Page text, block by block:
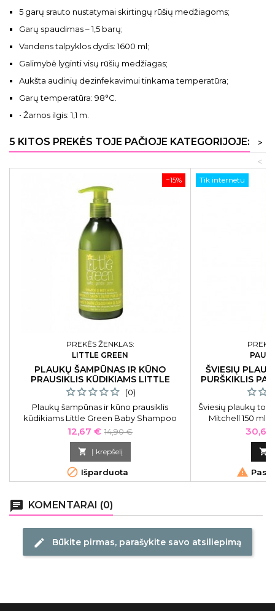
5 garų srauto nustatymai skirtingų rūšių medžiagoms;
Garų spaudimas – 1,5 barų;
Vandens talpyklos dydis: 1600 ml;
Galimybė lyginti visų rūšių medžiagas;
Aukšta audinių dezinfekavimui tinkama temperatūra;
Garų temperatūra: 98°C.
• Žarnos ilgis: 1,1 m.
5 KITOS PREKĖS TOJE PAČIOJE KATEGORIJOJE:
>
<
−15%
PREKĖS ŽENKLAS:
LITTLE GREEN
PLAUKŲ ŠAMPŪNAS IR KŪNO
PRAUSIKLIS KŪDIKIAMS LITTLE
GREEN 240 ML
(0)
Plaukų šampūnas ir kūno prausiklis
kūdikiams Little Green Baby Shampoo
&amp; Body Wash LGBS8, 240 ml
Kaina
12,67 € Bazinė
kaina
14,90 €
 Į krepšelį
 Išparduota
Tik internetu
PAUL
ŠVIESIŲ
PURŠKIKLIS
Šviesių plaukų
Mitchell 150 ml.
priežiūrai. Šis
neleidžia
naudojimo
Kaina


chat KOMENTARAI (0)
edit Būkite pirmas, parašykite savo atsiliepimą